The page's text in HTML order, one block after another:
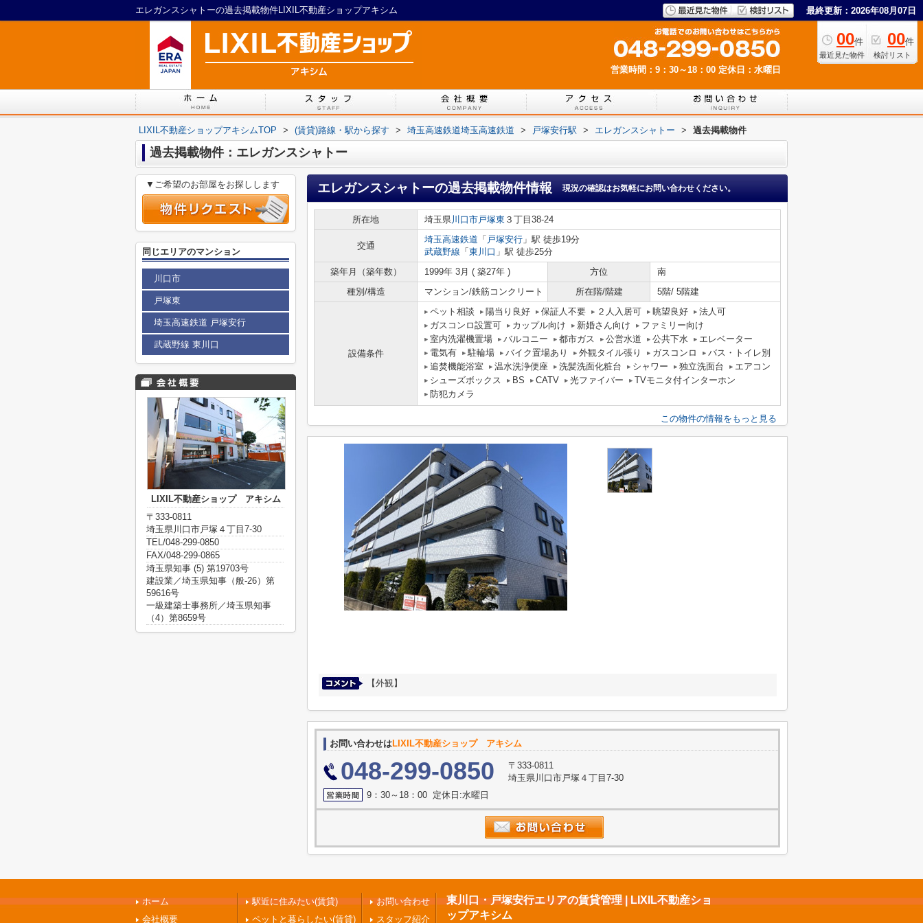
エレガンスシャトーの過去掲載物件LIXIL不動産ショップアキシム 最終更新：2026年08月07日
00件
最近見た物件
00件
検討リスト
営業時間：9：30～18：00 定休日：水曜日
LIXIL不動産ショップアキシムTOP > (賃貸)路線・駅から探す > 埼玉高速鉄道埼玉高速鉄道 > 戸塚安行駅 > エレガンスシャトー > 過去掲載物件
過去掲載物件：エレガンスシャトー
エレガンスシャトーの過去掲載物件情報 現況の確認はお気軽にお問い合わせください。
所在地 埼玉県川口市戸塚東 ３丁目38-24
交通
埼玉高速鉄道 「 戸塚安行 」駅 徒歩19分
武蔵野線 「 東川口 」駅 徒歩25分
築年月（築年数）
1999年 3月 ( 築27年 ) 方位
南
種別/構造
マンション/鉄筋コンクリート 所在階/階建 5階/ 5階建
設備条件
ペット相談 陽当り良好 保証人不要 ２人入居可 眺望良好
法人可
ガスコンロ設置可
カップル向け 新婚さん向け
ファミリー向け
室内洗濯機置場
バルコニー 都市ガス 公営水道 公共下水
エレベーター
電気有
駐輪場 バイク置場あり 外観タイル張り ガスコンロ
バス・トイレ別
追焚機能浴室
温水洗浄便座 洗髪洗面化粧台 シャワー 独立洗面台
エアコン
シューズボックス
BS CATV 光ファイバー
TVモニタ付インターホン
防犯カメラ
この物件の情報をもっと見る
【外観】
お問い合わせはLIXIL不動産ショップ アキシム
048-299-0850
〒333-0811
埼玉県川口市戸塚４丁目7-30
9：30～18：00 定休日:水曜日
▼ご希望のお部屋をお探しします
同じエリアのマンション
川口市
戸塚東
埼玉高速鉄道 戸塚安行
武蔵野線 東川口
LIXIL不動産ショップ アキシム
〒333-0811
埼玉県川口市戸塚４丁目7-30
TEL/048-299-0850
FAX/048-299-0865
埼玉県知事 (5) 第19703号
建設業／埼玉県知事（般-26）第
59616号
一級建築士事務所／埼玉県知事
（4）第8659号
ホーム
会社概要
駅近に住みたい(賃貸)
ペットと暮らしたい(賃貸)
お問い合わせ
スタッフ紹介
東川口・戸塚安行エリアの賃貸管理 | LIXIL不動産ショ
ップアキシム